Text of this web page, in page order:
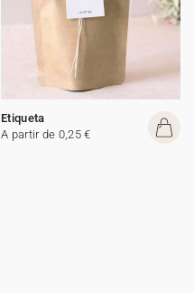
Etiqueta
A partir de 0,25 €